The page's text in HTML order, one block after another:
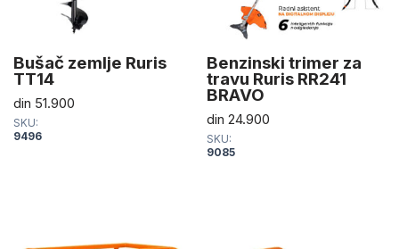
Bušač zemlje Ruris
TT14
din 51.900
SKU:
9496
Benzinski trimer za
travu Ruris RR241
BRAVO
din 24.900
SKU:
9085